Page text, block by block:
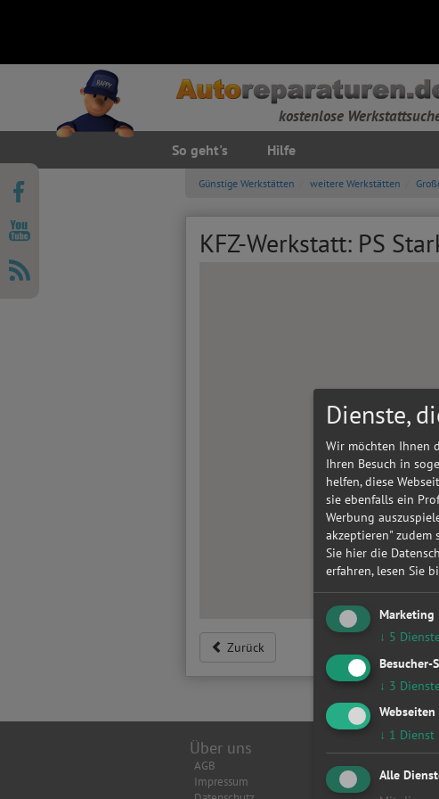
kostenlose
So geht's Hilfe
Günstige Werkstätten weitere Werkstätten
KFZ-Werkstatt: PS
Zurück
Über uns
AGB
Impressum
Top
Achsvermessung
Dienste,
Wir möchten Ihnen
Ihren Besuch in
helfen, diese
sie ebenfalls ein
Werbung
akzeptieren" zudem
Sie hier die
erfahren, lesen Sie
Marketing
↓ 5
Besucher-
↓ 3
↓ 1 Dienst
Alle